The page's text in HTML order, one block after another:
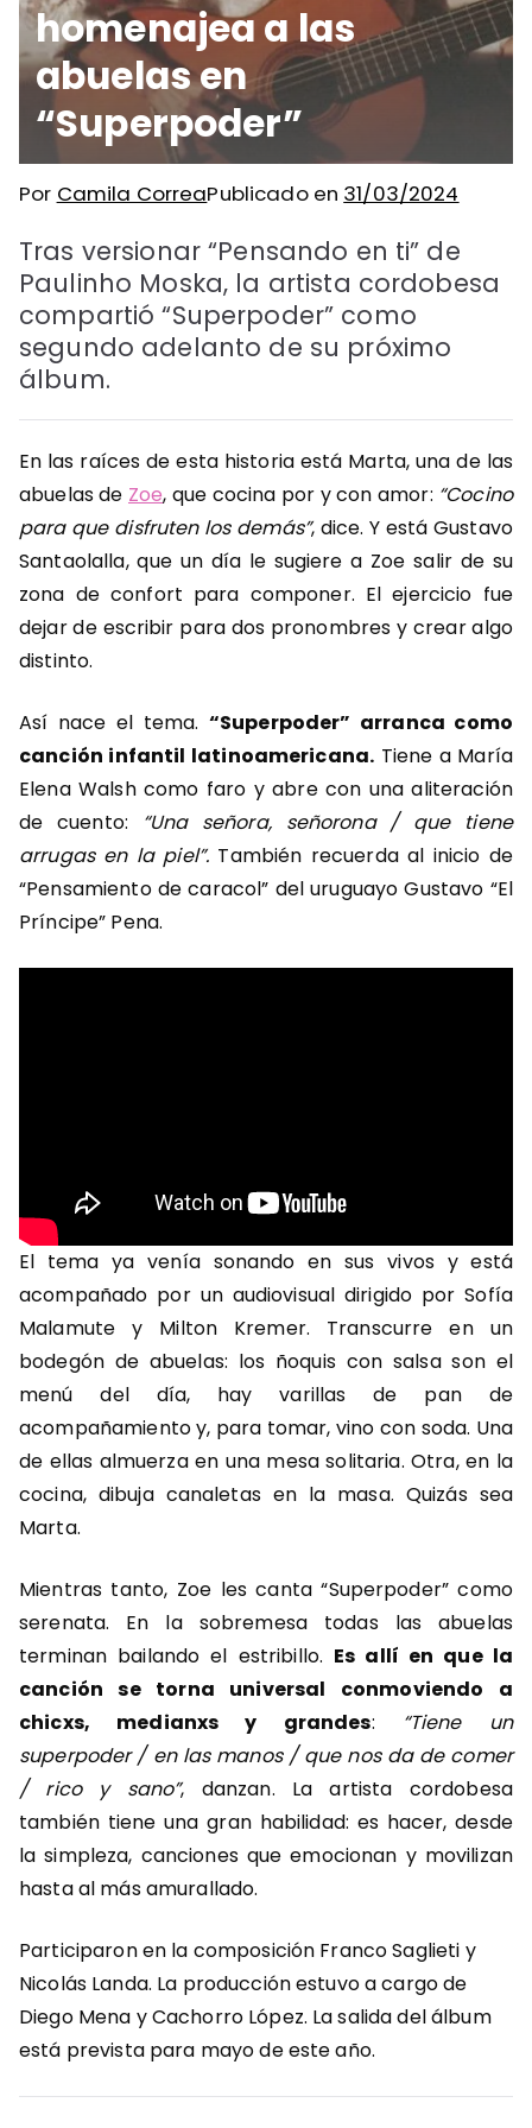
homenajea a las
abuelas en
“Superpoder”
Por Camila CorreaPublicado en 31/03/2024
Tras versionar “Pensando en ti” de
Paulinho Moska, la artista cordobesa
compartió “Superpoder” como
segundo adelanto de su próximo
álbum.
En las raíces de esta historia está Marta, una de las
abuelas de Zoe, que cocina por y con amor: “Cocino
para que disfruten los demás”, dice. Y está Gustavo
Santaolalla, que un día le sugiere a Zoe salir de su
zona de confort para componer. El ejercicio fue
dejar de escribir para dos pronombres y crear algo
distinto.
Así nace el tema. “Superpoder” arranca como
canción infantil latinoamericana. Tiene aMaría
Elena Walsh como faro y abre con una aliteración
de cuento:
“Una señora, señorona / que tiene
arrugas en la piel”. También recuerda al inicio de
“Pensamiento de caracol” del uruguayo Gustavo “El
Príncipe” Pena.
El tema ya venía sonando en sus vivos y está
acompañado por un audiovisual dirigido por Sofía
Malamute y Milton Kremer. Transcurre en un
bodegón de abuelas: los ñoquis con salsa son el
menú del día, hay varillas de pan de
acompañamiento y, para tomar, vino con soda. Una
de ellas almuerza en una mesa solitaria. Otra, en la
cocina, dibuja canaletas en la masa. Quizás sea
Marta.
Mientras tanto, Zoe les canta “Superpoder”como
serenata. En la sobremesa todas las abuelas
terminan bailando el estribillo. Es allí en que la
canción se torna universal conmoviendo a
chicxs, medianxs y grandes: “Tiene un
superpoder / en las manos / que nos da de comer
/ rico y sano”, danzan. La artista cordobesa
también tiene una gran habilidad: es hacer, desde
la simpleza, canciones que emocionan y movilizan
hasta al más amurallado.
Participaron en la composición Franco Saglieti y
Nicolás Landa. La producción estuvo a cargo de
Diego Mena y Cachorro López. La salida del álbum
está prevista para mayo de este año.